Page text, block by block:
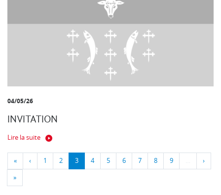
04/05/26
INVITATION
Lire la suite
« ‹ 1 2 3 4 5 6 7 8 9 … ›
»